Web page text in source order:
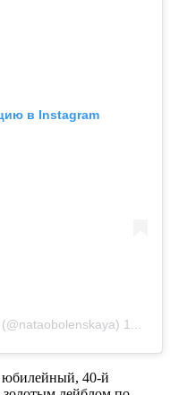
в Instagram
11 Ноя 2018 в 12:53 PST
юбилейный, 40-й